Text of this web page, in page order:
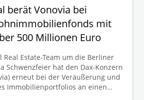
berät Vonovia bei
mit
500 Millionen Euro
Real Estate-Team um die Berliner
Schwenzfeier hat den Dax-Konzern
erneut bei der Veräußerung und
Immobilienportfolios an einen